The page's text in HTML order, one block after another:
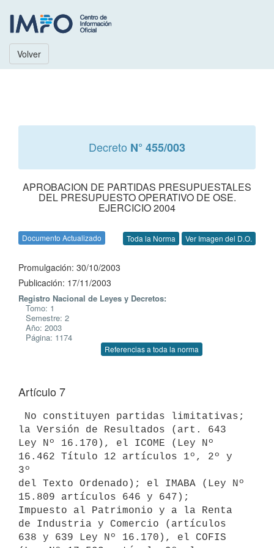
Volver
Decreto N° 455/003
APROBACION DE PARTIDAS PRESUPUESTALES
DEL PRESUPUESTO OPERATIVO DE OSE.
EJERCICIO 2004
Documento Actualizado Toda la Norma Ver Imagen del D.O.
Promulgación: 30/10/2003
Publicación: 17/11/2003
Registro Nacional de Leyes y Decretos:
Tomo: 1
Semestre: 2
Año: 2003
Página: 1174
Referencias a toda la norma
Artículo 7
la Versión de Resultados (art. 643
Ley Nº 16.170), el ICOME (Ley Nº
16.462 Título 12 artículos 1º, 2º y
3º
del Texto Ordenado); el IMABA (Ley Nº
15.809 artículos 646 y 647);
Impuesto al Patrimonio y a la Renta
de Industria y Comercio (artículos
638 y 639 Ley Nº 16.170), el COFIS